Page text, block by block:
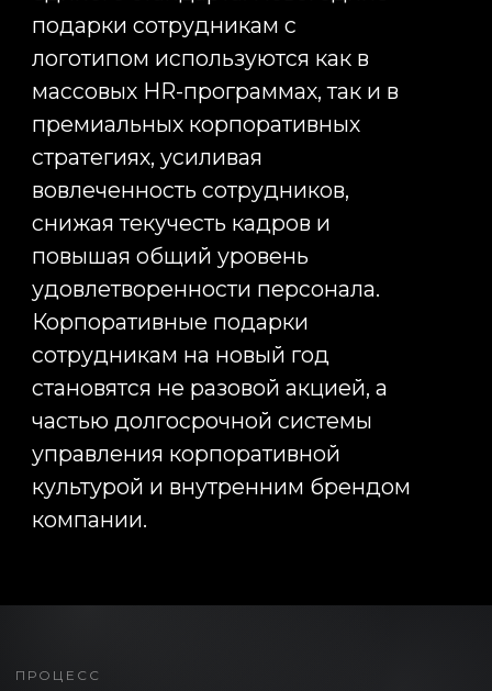
ПРОЦЕСС
2012-2025 © INFINITY PROJECT
* Принадлежит Meta, признан экстремисской организацией
Наверх ↑